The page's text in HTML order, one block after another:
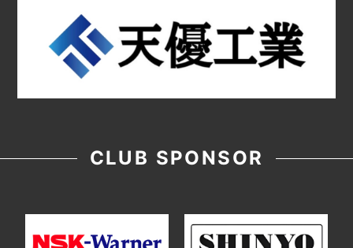
CLUB SPONSOR